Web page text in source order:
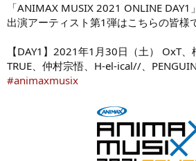
「ANIMAX MUSIX 2021 ONLINE DAY1」
出演アーティスト第1弾はこちらの皆様
【DAY1】2021年1月30日（土） OxT、
TRUE、仲村宗悟、H-el-ical//、PENGUIN
#animaxmusix